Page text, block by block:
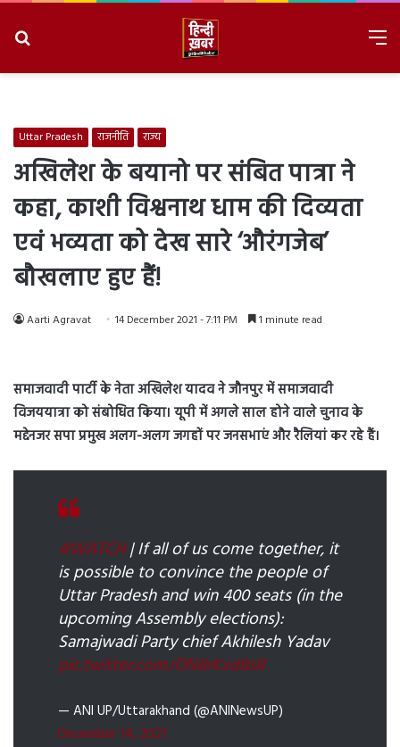
Uttar Pradesh राजनीति राज्य
अखिलेश के बयानो पर संबित पात्रा ने
कहा, काशी विश्वनाथ धाम की दिव्यता
एवं भव्यता को देख सारे ‘औरंगजेब’
बौखलाए हुए हैं!
Aarti Agravat 14 December 2021 - 7:11 PM 1 minute read
समाजवादी पार्टी के नेता अखिलेश यादव ने जौनपुर में समाजवादी
विजययात्रा को संबोधित किया। यूपी में अगले साल होने वाले चुनाव के
मद्देनजर सपा प्रमुख अलग-अलग जगहों पर जनसभाएं और रैलियां कर रहे हैं।
#WATCH| If all of us come together, it
is possible to convince the people of
Uttar Pradesh and win 400 seats (in the
upcoming Assembly elections):
Samajwadi Party chief Akhilesh Yadav
pic.twitter.com/ON8rKxd8sR
— ANI UP/Uttarakhand (@ANINewsUP)
December 14, 2021